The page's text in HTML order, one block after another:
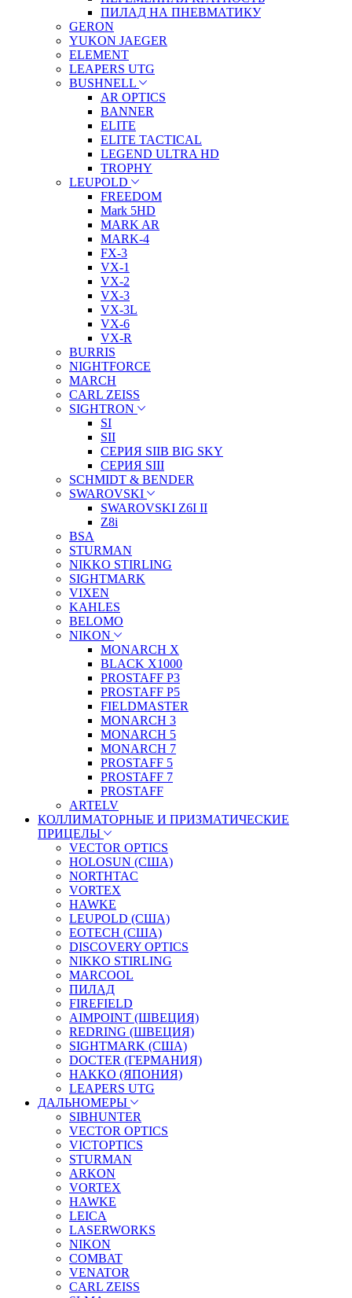
ПИЛАД НА ПНЕВМАТИКУ
GERON
YUKON JAEGER
ELEMENT
LEAPERS UTG
BUSHNELL
AR OPTICS
BANNER
ELITE
ELITE TACTICAL
LEGEND ULTRA HD
TROPHY
LEUPOLD
FREEDOM
Mark 5HD
MARK AR
MARK-4
FX-3
VX-1
VX-2
VX-3
VX-3L
VX-6
VX-R
BURRIS
NIGHTFORCE
MARCH
CARL ZEISS
SIGHTRON
SI
SII
СЕРИЯ SIIB BIG SKY
СЕРИЯ SIII
SCHMIDT & BENDER
SWAROVSKI
SWAROVSKI Z6I II
Z8i
BSA
STURMAN
NIKKO STIRLING
SIGHTMARK
VIXEN
KAHLES
BELOMO
NIKON
MONARCH X
BLACK X1000
PROSTAFF P3
PROSTAFF P5
FIELDMASTER
MONARCH 3
MONARCH 5
MONARCH 7
PROSTAFF 5
PROSTAFF 7
PROSTAFF
ARTELV
КОЛЛИМАТОРНЫЕ И ПРИЗМАТИЧЕСКИЕ
ПРИЦЕЛЫ
VECTOR OPTICS
HOLOSUN (США)
NORTHTAC
VORTEX
HAWKE
LEUPOLD (США)
EOTECH (США)
DISCOVERY OPTICS
NIKKO STIRLING
MARCOOL
ПИЛАД
FIREFIELD
AIMPOINT (ШВЕЦИЯ)
REDRING (ШВЕЦИЯ)
SIGHTMARK (США)
DOCTER (ГЕРМАНИЯ)
HAKKO (ЯПОНИЯ)
LEAPERS UTG
ДАЛЬНОМЕРЫ
SIBHUNTER
VECTOR OPTICS
VICTOPTICS
STURMAN
ARKON
VORTEX
HAWKE
LEICA
LASERWORKS
NIKON
COMBAT
VENATOR
CARL ZEISS